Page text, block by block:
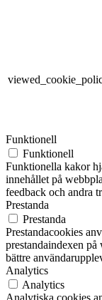
Funktionell
Funktionell
Funktionella kakor
innehållet på
feedback och andra
Prestanda
Prestanda
Prestandacookies
prestandaindexen
bättre
Analytics
Analytics
Analytiska cookies